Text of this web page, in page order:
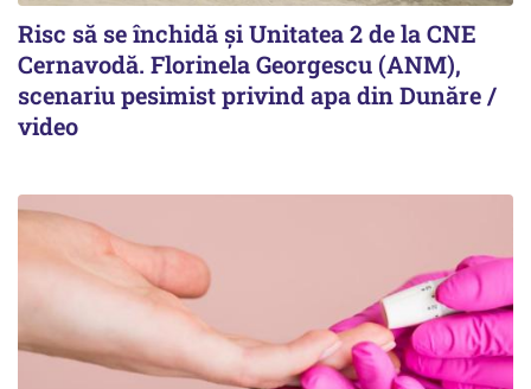
Risc să se închidă și Unitatea 2 de la CNE
Cernavodă. Florinela Georgescu (ANM),
scenariu pesimist privind apa din Dunăre /
video